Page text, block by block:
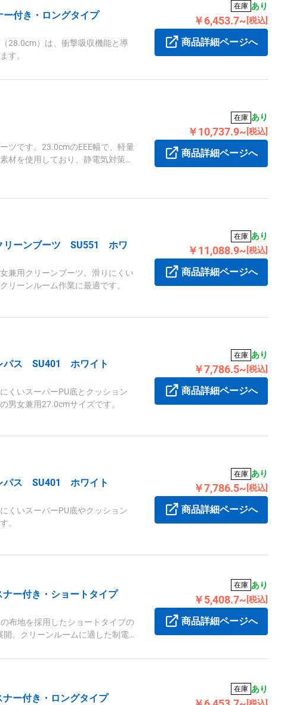
付き・ロングタイプ
28.0cm）は、衝撃吸収機能と導
す。
在庫 あり
￥6,453.7~[税込]
商品詳細ページへ
ツです。23.0cmのEEE幅で、軽量
材を使用しており、静電気対策に
在庫 あり
￥10,737.9~ [税込]
商品詳細ページへ
ーンブーツ SU551 ホワ
兼用クリーンブーツ。滑りにくい
リーンルーム作業に最適です。
在庫 あり
￥11,088.9~ [税込]
商品詳細ページへ
パス SU401 ホワイト
くいスーパーPU底とクッション
男女兼用27.0cmサイズです。
在庫 あり
￥7,786.5~ [税込]
商品詳細ページへ
パス SU401 ホワイト
くいスーパーPU底やクッション
。
在庫 あり
￥7,786.5~ [税込]
商品詳細ページへ
ー付き・ショートタイプ
布地を採用したショートタイプの
。クリーンルームに適した制電
在庫 あり
￥5,408.7~[税込]
商品詳細ページへ
ー付き・ロングタイプ
在庫 あり
[税込]